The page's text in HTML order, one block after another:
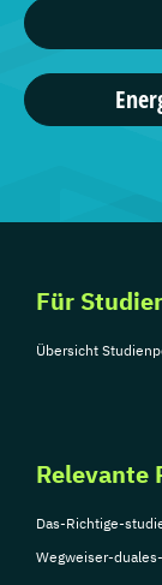
Für
Übersicht
Relevante
Das-Richtige-
Wegweiser-